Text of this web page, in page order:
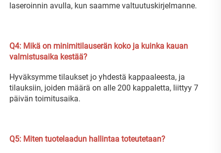
laseroinnin avulla, kun saamme valtuutuskirjelmanne.
Q4: Mikä on minimitilauserän koko ja kuinka kauan
valmistusaika kestää?
Hyväksymme tilaukset jo yhdestä kappaaleesta, ja
tilauksiin, joiden määrä on alle 200 kappaletta, liittyy 7
päivän toimitusaika.
Q5: Miten tuotelaadun hallintaa toteutetaan?